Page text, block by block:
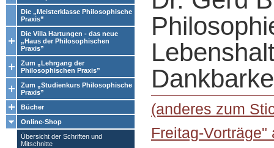
Die „Meisterklasse Philosophische
Praxis”
Die Villa Hartungen - das neue
„Haus der Philosophischen
Praxis”
Zum „Lehrgang der
Philosophischen Praxis”
Zum „Studienkurs Philosophische
Praxis”
Bücher
Online-Shop
Übersicht der Schriften und
Mitschnitte
(anderes zum
Freitag-Vorträge"